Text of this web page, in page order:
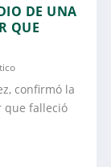
DE UNA
QUE
confirmó la
que falleció